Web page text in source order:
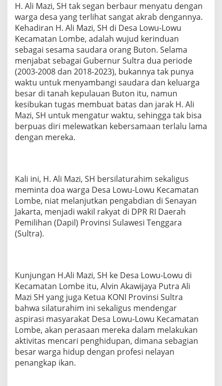
H. Ali Mazi, SH tak segan berbaur menyatu dengan
warga desa yang terlihat sangat akrab dengannya.
Kehadiran H. Ali Mazi, SH di Desa Lowu-Lowu
Kecamatan Lombe, adalah wujud kerinduan
sebagai sesama saudara orang Buton. Selama
menjabat sebagai Gubernur Sultra dua periode
(2003-2008 dan 2018-2023), bukannya tak punya
waktu untuk menyambangi saudara dan keluarga
besar di tanah kepulauan Buton itu, namun
kesibukan tugas membuat batas dan jarak H. Ali
Mazi, SH untuk mengatur waktu, sehingga tak bisa
berpuas diri melewatkan kebersamaan terlalu lama
dengan mereka.
Kali ini, H. Ali Mazi, SH bersilaturahim sekaligus
meminta doa warga Desa Lowu-Lowu Kecamatan
Lombe, niat melanjutkan pengabdian di Senayan
Jakarta, menjadi wakil rakyat di DPR RI Daerah
Pemilihan (Dapil) Provinsi Sulawesi Tenggara
(Sultra).
Kunjungan H.Ali Mazi, SH ke Desa Lowu-Lowu di
Kecamatan Lombe itu, Alvin Akawijaya Putra Ali
Mazi SH yang juga Ketua KONI Provinsi Sultra
bahwa silaturahim ini sekaligus mendengar
aspirasi masyarakat Desa Lowu-Lowu Kecamatan
Lombe, akan perasaan mereka dalam melakukan
aktivitas mencari penghidupan, dimana sebagian
besar warga hidup dengan profesi nelayan
penangkap ikan.